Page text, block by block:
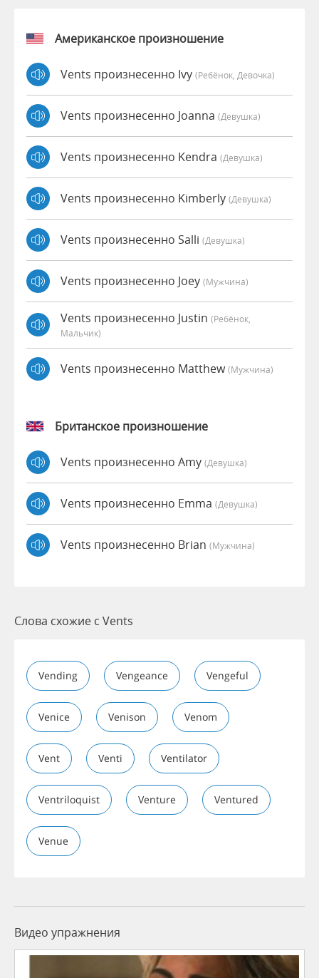
Американское произношение
Vents произнесенно Ivy (Ребёнок, Девочка)
Vents произнесенно Joanna (девушка)
Vents произнесенно Kendra (девушка)
Vents произнесенно Kimberly (девушка)
Vents произнесенно Salli (девушка)
Vents произнесенно Joey (мужчина)
Vents произнесенно Justin (Ребёнок,
Мальчик)
Vents произнесенно Matthew(мужчина)
Британское произношение
Vents произнесенно Amy (девушка)
Vents произнесенно Emma (девушка)
Vents произнесенно Brian (мужчина)
Слова схожие с Vents
Vending Vengeance Vengeful
Venice Venison Venom
Vent Venti Ventilator
Ventriloquist Venture Ventured
Venue
Видео упражнения